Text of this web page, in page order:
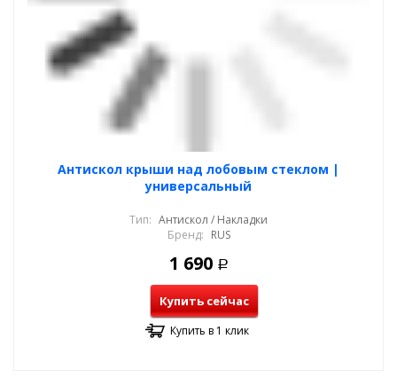
Антискол крыши над лобовым стеклом |
универсальный
Тип: Антискол / Накладки
Бренд: RUS
1 690 Р
Купить сейчас
Купить в 1 клик